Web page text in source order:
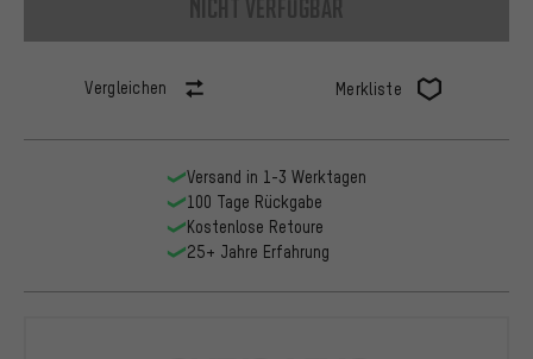
nicht verfügbar
Vergleichen Merkliste
Versand in 1-3 Werktagen
100 Tage Rückgabe
Kostenlose Retoure
25+ Jahre Erfahrung